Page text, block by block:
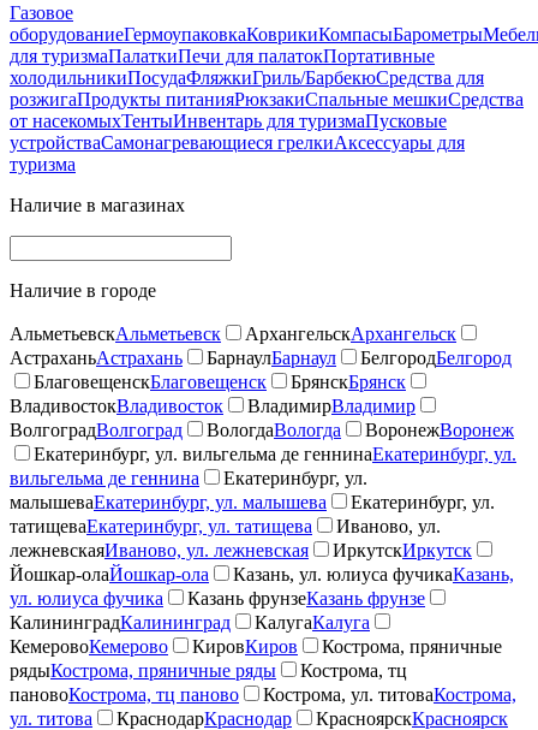
Газовое
оборудованиеГермоупаковкаКоврикиКомпасыБарометры
для туризмаПалаткиПечи для палатокПортативные
холодильникиПосудаФляжкиГриль/БарбекюСредства для
розжигаПродукты питанияРюкзакиСпальные мешкиСредства
от насекомыхТентыИнвентарь для туризмаПусковые
устройстваСамонагревающиеся грелкиАксессуары для
туризма
Наличие в магазинах
Наличие в городе
АльметьевскАльметьевск АрхангельскАрхангельск
АстраханьАстрахань БарнаулБарнаул БелгородБелгород
БлаговещенскБлаговещенск БрянскБрянск
ВладивостокВладивосток ВладимирВладимир
ВолгоградВолгоград ВологдаВологда ВоронежВоронеж
Екатеринбург, ул. вильгельма де геннинаЕкатеринбург, ул.
вильгельма де геннина
Екатеринбург, ул.
малышеваЕкатеринбург, ул. малышева
Екатеринбург, ул.
татищеваЕкатеринбург, ул. татищева
Иваново, ул.
лежневскаяИваново, ул. лежневская ИркутскИркутск
Йошкар-олаЙошкар-ола Казань, ул. юлиуса фучикаКазань,
ул. юлиуса фучика
Казань фрунзеКазань фрунзе
КалининградКалининград КалугаКалуга
КемеровоКемерово КировКиров
Кострома, пряничные
рядыКострома, пряничные ряды
Кострома, тц
пановоКострома, тц паново Кострома, ул. титоваКострома,
ул. титова
КраснодарКраснодар КрасноярскКрасноярск